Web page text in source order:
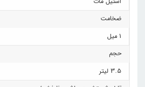
ضخامت
1 میل
حجم
3.5 لیتر